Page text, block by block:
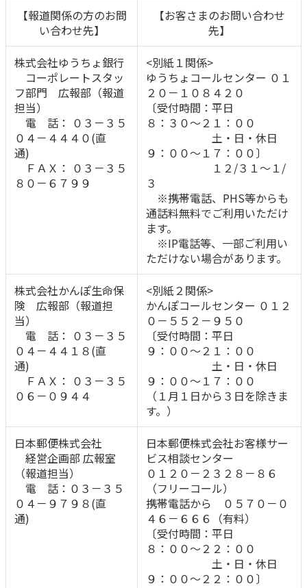
かんぽジャンクション
【報道関係の方のお問
い合わせ先】
【お客さまのお問い合わせ
先】
株式会社ゆうちょ銀行
コーポレートスタッ
フ部門 広報部（報道
担当）
電 話： ０３－３５
０４－４４４０(直
通)
ＦＡＸ： ０３－３５
８０－６７９９
<別紙１関係>
ゆうちょコールセンター ０１
２０－１０８４２０
〔受付時間：平日
８：３０～２１：００
土・日・休日
９：００～１７：００〕
１２/３１～１/
３
※携帯電話、PHS等からも
通話料無料でご利用いただけ
ます。
※IP電話等、一部ご利用い
ただけない場合があります。
株式会社かんぽ生命保
険 広報部（報道担
当）
電 話： ０３－３５
０４－４４１８(直
通)
ＦＡＸ： ０３－３５
０６－０９４４
<別紙２関係>
かんぽコールセンター ０１２
０－５５２－９５０
〔受付時間：平日
９：００～２１：００
土・日・休日
９：００～１７：００
（１月１日から３日を除きま
す。）
日本郵便株式会社
経営企画部 広報室
（報道担当）
電 話：０３－３５
０４－９７９８(直
通)
日本郵便株式会社お客様サー
ビス相談センター
０１２０－２３２８－８６
（フリーコール）
携帯電話から ０５７０－０
４６－６６６（有料）
〔受付時間：平日
８：００～２２：００
土・日・休日
９：００～２２：００〕